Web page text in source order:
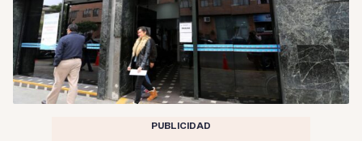
PUBLICIDAD